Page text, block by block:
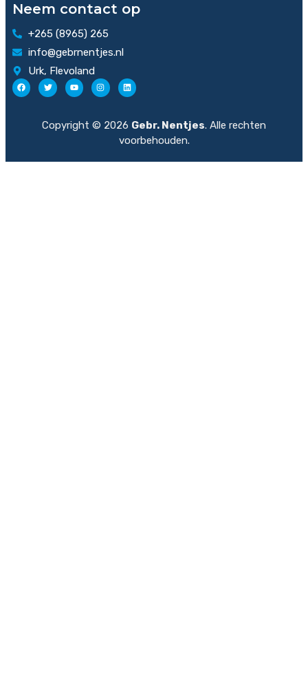
Neem contact op
+265 (8965) 265
info@gebrnentjes.nl
Urk, Flevoland
Copyright © 2026 Gebr. Nentjes. Alle rechten
voorbehouden.